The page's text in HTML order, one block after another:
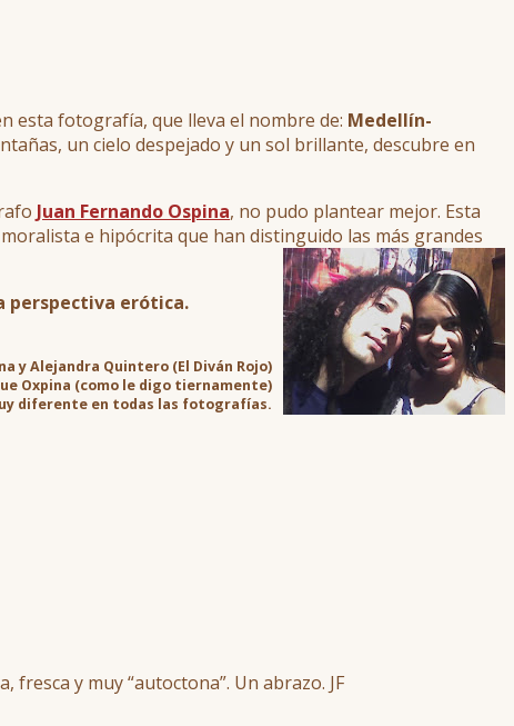
esta fotografía, que lleva el nombre de: Medellín-
un cielo despejado y un sol brillante, descubre en
Juan Fernando Ospina, no pudo plantear mejor. Esta
e hipócrita que han distinguido las más grandes
perspectiva erótica.
y Alejandra Quintero (El Diván Rojo)
Oxpina (como le digo tiernamente)
diferente en todas las fotografías.
y muy “autoctona”. Un abrazo. JF